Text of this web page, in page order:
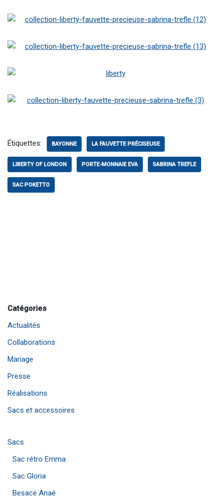
Étiquettes: BAYONNE LA FAUVETTE PRÉCISEUSE
LIBERTY OF LONDON PORTE-MONNAIE EVA SABRINA TREFLE
SAC POKETTO
Catégories
Actualités
Collaborations
Mariage
Presse
Réalisations
Sacs et accessoires
Sacs
Sac rétro Emma
Sac Gloria
Besace Anaé